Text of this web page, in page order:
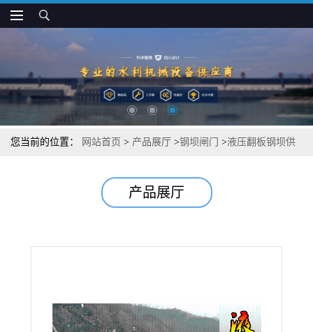
您当前的位置： 网站首页 > 产品展厅 >钢坝闸门 >液压翻板钢坝供
产品展厅